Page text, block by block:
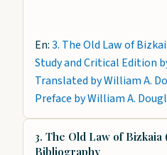
En:3. The Old Law of
Study and Critical Edition
Translated by William A.
Preface by William A.
3. The Old Law of Bizkaia
Bibliography